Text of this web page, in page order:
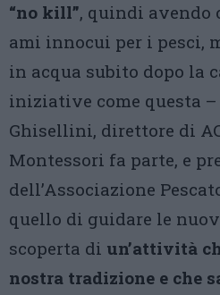
“no kill”, quindi avendo
ami innocui per i pesci,
in acqua subito dopo la
iniziative come questa
Ghisellini, direttore di
Montessori fa parte, e
dell’Associazione
quello di guidare le
scoperta di un’attività
nostra tradizione e che